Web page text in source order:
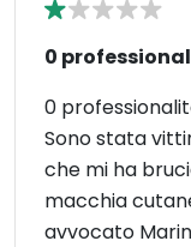
0
0
Sono stata
che mi ha
macchia
avvocato